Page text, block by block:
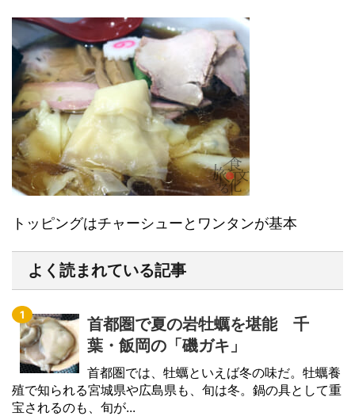
トッピングはチャーシューとワンタンが基本
よく読まれている記事
首都圏で夏の岩牡蠣を堪能 千
葉・飯岡の「磯ガキ」
首都圏では、牡蠣といえば冬の味だ。牡蠣養
殖で知られる宮城県や広島県も、旬は冬。鍋の具として重
宝されるのも、旬が...